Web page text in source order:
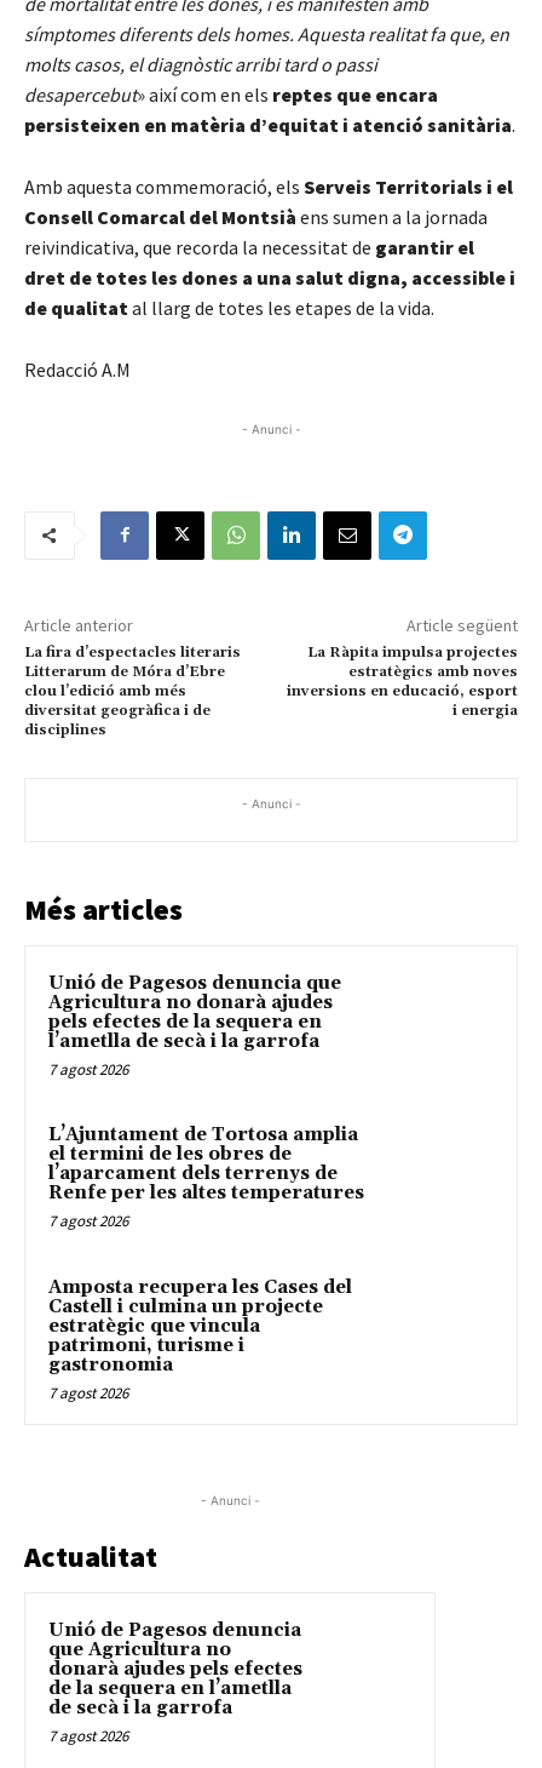
símptomes diferents dels homes. Aquesta realitat fa que, en
molts casos, el diagnòstic arribi tard o passi
desapercebut» així com en els reptes que encara
persisteixen en matèria d’equitat i atenció sanitària.
Amb aquesta commemoració, els Serveis Territorials i el
Consell Comarcal del Montsià ens sumen a la jornada
reivindicativa, que recorda la necessitat de garantir el
dret de totes les dones a una salut digna, accessible i
de qualitat al llarg de totes les etapes de la vida.
Redacció A.M
- Anunci -
Article anterior
La fira d’espectacles literaris
Litterarum de Móra d’Ebre
clou l’edició amb més
diversitat geogràfica i de
disciplines
Article següent
La Ràpita impulsa projectes
estratègics amb noves
inversions en educació, esport
i energia
- Anunci -
Més articles
Unió de Pagesos denuncia que
Agricultura no donarà ajudes
pels efectes de la sequera en
l’ametlla de secà i la garrofa
7 agost 2026
L’Ajuntament de Tortosa amplia
el termini de les obres de
l’aparcament dels terrenys de
Renfe per les altes temperatures
7 agost 2026
Amposta recupera les Cases del
Castell i culmina un projecte
estratègic que vincula
patrimoni, turisme i
gastronomia
7 agost 2026
- Anunci -
Actualitat
Unió de Pagesos denuncia
que Agricultura no
donarà ajudes pels efectes
de la sequera en l’ametlla
de secà i la garrofa
7 agost 2026